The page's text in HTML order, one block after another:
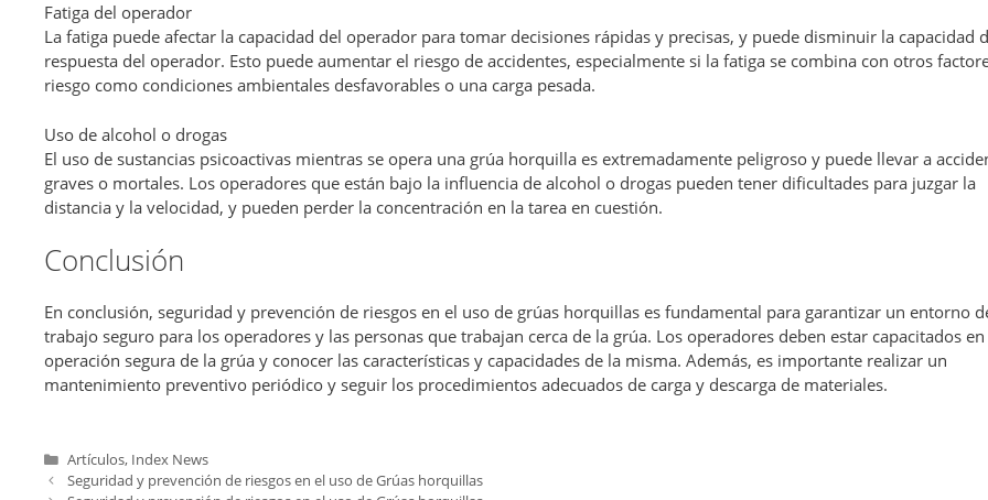
Fatiga del operador
La fatiga puede afectar la capacidad del operador para tomar decisiones rápidas y precisas, y puede disminuir la capacidad
respuesta del operador. Esto puede aumentar el riesgo de accidentes, especialmente si la fatiga se combina con otros
riesgo como condiciones ambientales desfavorables o una carga pesada.
Uso de alcohol o drogas
El uso de sustancias psicoactivas mientras se opera una grúa horquilla es extremadamente peligroso y puede llevar a
graves o mortales. Los operadores que están bajo la influencia de alcohol o drogas pueden tener dificultades para juzgar la
distancia y la velocidad, y pueden perder la concentración en la tarea en cuestión.
Conclusión
En conclusión, seguridad y prevención de riesgos en el uso de grúas horquillas es fundamental para garantizar un entorno
trabajo seguro para los operadores y las personas que trabajan cerca de la grúa. Los operadores deben estar capacitados
operación segura de la grúa y conocer las características y capacidades de la misma. Además, es importante realizar un
mantenimiento preventivo periódico y seguir los procedimientos adecuados de carga y descarga de materiales.
Categorías
Artículos, Index News
Seguridad y prevención de riesgos en el uso de Grúas horquillas